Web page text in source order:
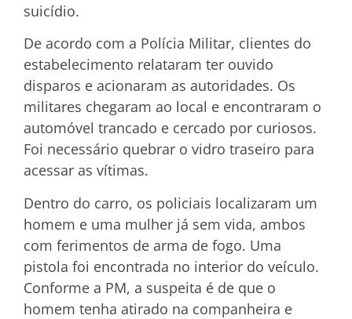
suicídio.
De acordo com a Polícia Militar, clientes do
estabelecimento relataram ter ouvido
disparos e acionaram as autoridades. Os
militares chegaram ao local e encontraram o
automóvel trancado e cercado por curiosos.
Foi necessário quebrar o vidro traseiro para
acessar as vítimas.
Dentro do carro, os policiais localizaram um
homem e uma mulher já sem vida, ambos
com ferimentos de arma de fogo. Uma
pistola foi encontrada no interior do veículo.
Conforme a PM, a suspeita é de que o
homem tenha atirado na companheira e